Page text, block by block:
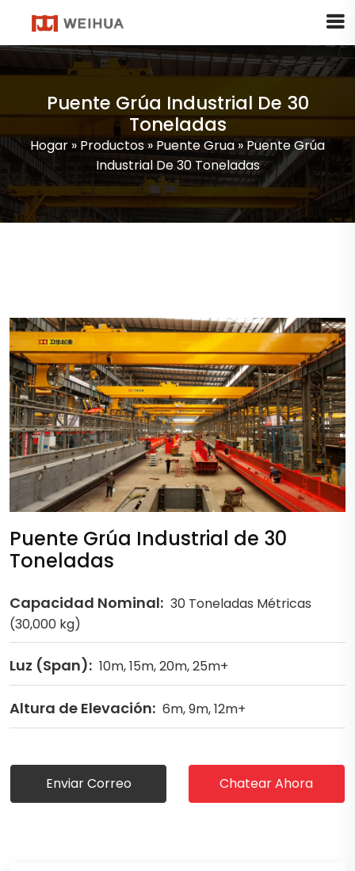
Puente Grúa Industrial De 30
Toneladas
Hogar » Productos» Puente Grua »Puente Grúa
Industrial De 30 Toneladas
Puente Grúa Industrial de 30
Toneladas
Capacidad Nominal: 30 Toneladas Métricas
(30,000 kg)
Luz (Span): 10m, 15m, 20m, 25m+
Altura de Elevación: 6m, 9m, 12m+
Enviar Correo Chatear Ahora